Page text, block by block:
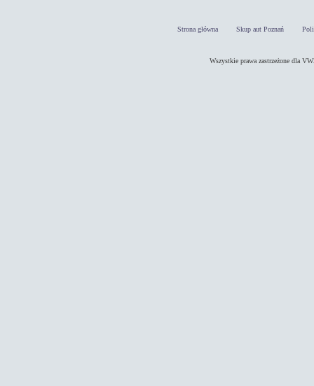
Strona główna Skup aut Poznań
Wszystkie prawa zastrzeżone dla